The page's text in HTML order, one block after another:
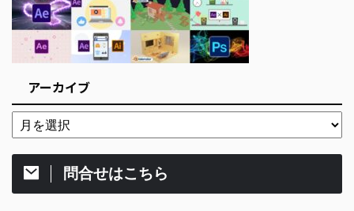
アーカイブ
問合せはこちら